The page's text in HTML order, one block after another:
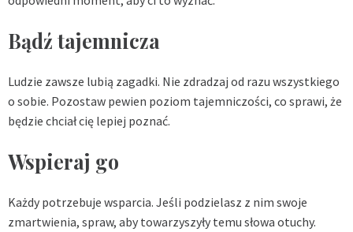
Bądź tajemnicza
Ludzie zawsze lubią zagadki. Nie zdradzaj od razu wszystkiego
o sobie. Pozostaw pewien poziom tajemniczości, co sprawi, że
będzie chciał cię lepiej poznać.
Wspieraj go
Każdy potrzebuje wsparcia. Jeśli podzielasz z nim swoje
zmartwienia, spraw, aby towarzyszyły temu słowa otuchy.